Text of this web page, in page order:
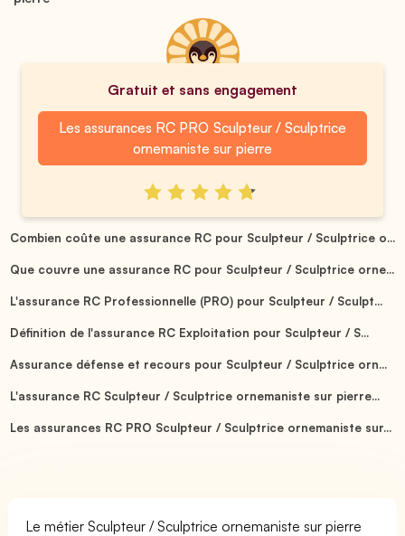
Gratuit et sans engagement
Les assurances RC PRO Sculpteur / Sculptrice
ornemaniste sur pierre
Combien coûte une assurance RC pour Sculpteur / Sculptrice o...
Que couvre une assurance RC pour Sculpteur / Sculptrice orne...
L'assurance RC Professionnelle (PRO) pour Sculpteur / Sculpt...
Définition de l'assurance RC Exploitation pour Sculpteur / S...
Assurance défense et recours pour Sculpteur / Sculptrice orn...
L'assurance RC Sculpteur / Sculptrice ornemaniste sur pierre...
Les assurances RC PRO Sculpteur / Sculptrice ornemaniste sur...
Le métier Sculpteur / Sculptrice ornemaniste sur pierre